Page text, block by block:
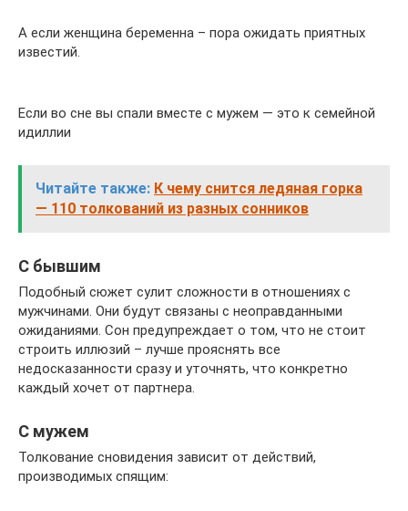
А если женщина беременна – пора ожидать приятных
известий.
Если во сне вы спали вместе с мужем — это к семейной
идиллии
Читайте также: К чему снится ледяная горка
— 110 толкований из разных сонников
С бывшим
Подобный сюжет сулит сложности в отношениях с
мужчинами. Они будут связаны с неоправданными
ожиданиями. Сон предупреждает о том, что не стоит
строить иллюзий – лучше прояснять все
недосказанности сразу и уточнять, что конкретно
каждый хочет от партнера.
С мужем
Толкование сновидения зависит от действий,
производимых спящим: